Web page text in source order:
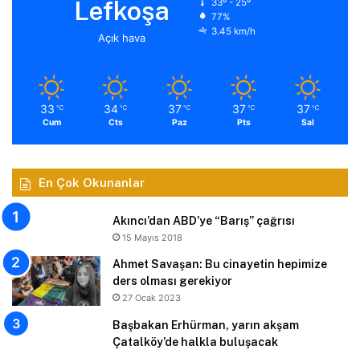
Lefkoşa
Açık hava
33º - 25º
77%
3.45 km/h
33 ℃
Cum
34 ℃
Cts
37 ℃
Paz
37 ℃
Pts
37 ℃
Sal
En Çok Okunanlar
Akıncı’dan ABD’ye “Barış” çağrısı
15 Mayıs 2018
Ahmet Savaşan: Bu cinayetin hepimize
ders olması gerekiyor
27 Ocak 2023
Başbakan Erhürman, yarın akşam
Çatalköy’de halkla buluşacak